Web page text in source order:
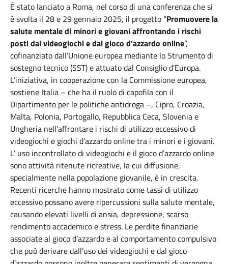
È stato lanciato a Roma, nel corso di una conferenza che si
è svolta il 28 e 29 gennaio 2025, il progetto “Promuovere la
salute mentale di minori e giovani affrontando i rischi
posti dai videogiochi e dal gioco d’azzardo online”,
cofinanziato dall’Unione europea mediante lo Strumento di
sostegno tecnico (SST) e attuato dal Consiglio d’Europa.
L’iniziativa, in cooperazione con la Commissione europea,
sostiene Italia – che ha il ruolo di capofila con il
Dipartimento per le politiche antidroga –, Cipro, Croazia,
Malta, Polonia, Portogallo, Repubblica Ceca, Slovenia e
Ungheria nell’affrontare i rischi di utilizzo eccessivo di
videogiochi e giochi d’azzardo online tra i minori e i giovani.
L’ uso incontrollato di videogiochi e il gioco d’azzardo online
sono attività ritenute ricreative, la cui diffusione,
specialmente nella popolazione giovanile, è in crescita.
Recenti ricerche hanno mostrato come tassi di utilizzo
eccessivo possano avere ripercussioni sulla salute mentale,
causando elevati livelli di ansia, depressione, scarso
rendimento accademico e stress. Le perdite finanziarie
associate al gioco d’azzardo e al comportamento compulsivo
che può derivare dall’uso dei videogiochi e dal gioco